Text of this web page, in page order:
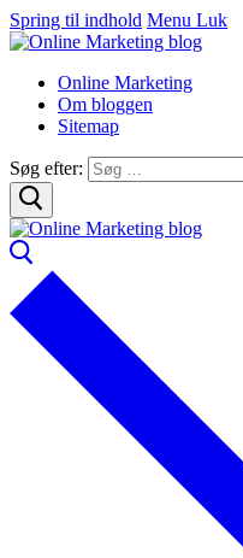
Spring til indhold Menu Luk
Online Marketing
Om bloggen
Sitemap
Søg efter: